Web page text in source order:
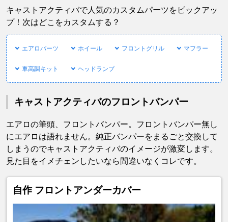
キャストアクティバで人気のカスタムパーツをピックアッ
プ！次はどこをカスタムする？
エアロパーツ ホイール フロントグリル マフラー
車高調キット ヘッドランプ
キャストアクティバのフロントバンパー
エアロの筆頭、フロントバンパー。フロントバンパー無し
にエアロは語れません。純正バンパーをまるごと交換して
しまうのでキャストアクティバのイメージが激変します。
見た目をイメチェンしたいなら間違いなくコレです。
自作 フロントアンダーカバー